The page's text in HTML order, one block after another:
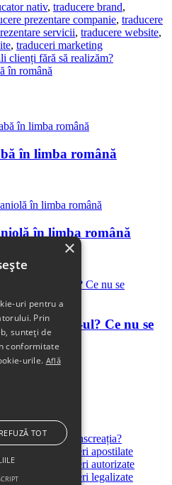
nativ, traducere brand,
prezentare companie, traducere
servicii, traducere website,
, traduceri marketing
clienți fără să realizăm?
în română
în limba română
în limba română
e ieftin AI-ul? Ce nu se
– ce este transcreația?
– Ep. 3: Traduceri apostilate
– Ep. 2: Traduceri autorizate
– Ep. 1: Traduceri legalizate
×
uri pentru a
Prin
sunteți de
conformitate
urile. Află
REFUZĂ TOT